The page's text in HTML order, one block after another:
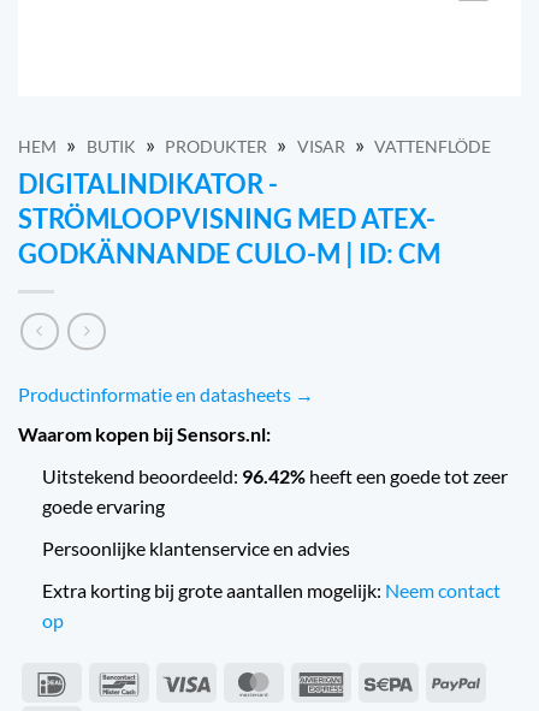
HEM » BUTIK » PRODUKTER » VISAR » VATTENFLÖDE
DIGITALINDIKATOR -
STRÖMLOOPVISNING MED ATEX-
GODKÄNNANDE CULO-M | ID: CM
Productinformatie en datasheets →
Waarom kopen bij Sensors.nl:
Uitstekend beoordeeld: 96.42% heeft een goede tot zeer
goede ervaring
Persoonlijke klantenservice en advies
Extra korting bij grote aantallen mogelijk: Neem contact
op
IDeal BancontactVisum MasterCardAmerican Sepa
PayPal